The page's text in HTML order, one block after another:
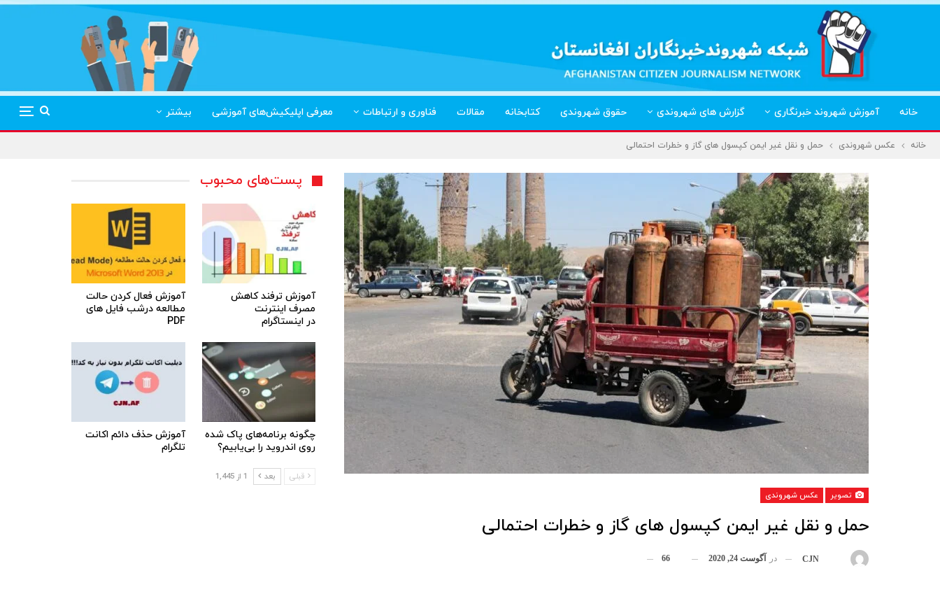
خانه آموزش شهروند خبرنگاری گزارش های شهروندی حقوق شهروندی کتابخانه مقالات فناوری و ارتباطات معرفی اپلیکیش‌های آموزشی بیشتر
خانه عکس شهروندی حمل و نقل غیر ایمن کپسول های گاز و خطرات احتمالی
تصویر عکس شهروندی
حمل و نقل غیر ایمن کپسول های گاز و خطرات احتمالی
CJN در آگوست 24, 2020 66
پست‌های محبوب
آموزش ترفند کاهش
مصرف اینترنت
در اینستاگرام
آموزش فعال کردن حالت
مطالعه درشب فایل های
PDF
چگونه برنامه‌های پاک شده
روی اندروید را بی‌یابیم؟
آموزش حذف دائم اکانت
تلگرام
قبلی بعد 1 از 1,445